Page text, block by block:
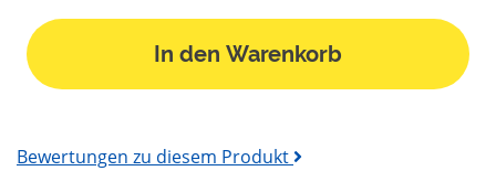
In den Warenkorb
Bewertungen zu diesem Produkt